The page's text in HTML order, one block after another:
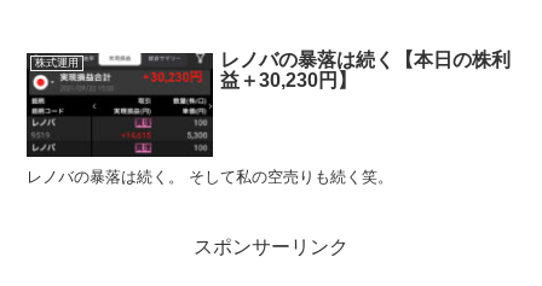
株式運用
レノバの暴落は続く【本日の株利
益＋30,230円】
レノバの暴落は続く。 そして私の空売りも続く笑。
スポンサーリンク